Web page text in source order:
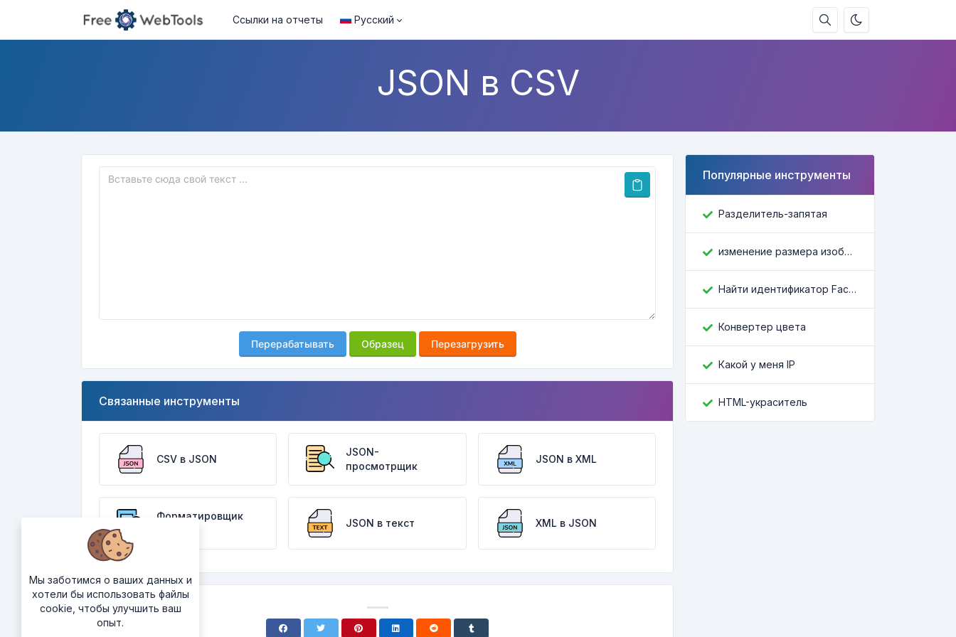
Ссылки на отчеты Русский
JSON в CSV
Перерабатывать Образец Перезагрузить
Связанные инструменты
CSV в JSON
JSON-
просмотрщик
JSON в XML
Форматировщик
JSON в текст XML в JSON
Популярные инструменты
Разделитель-запятая
изменение размера изображения
Найти идентификатор Facebook
Конвертер цвета
Какой у меня IP
HTML-украситель
Мы заботимся о ваших данных и
хотели бы использовать файлы
cookie, чтобы улучшить ваш
опыт.